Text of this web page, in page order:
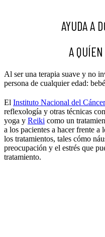
AYUDA A
A
Al ser una terapia suave y no
persona de cualquier edad:
El Instituto Nacional del Cáncer
reflexología y otras técnicas
yoga y Reiki como un
a los pacientes a hacer frente a
los tratamientos, tales cómo
preocupación y el estrés que
tratamiento.